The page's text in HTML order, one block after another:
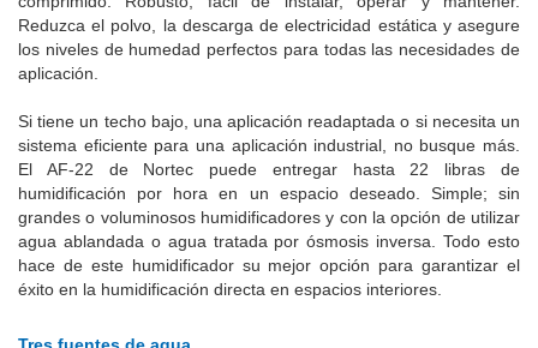
Reduzca el polvo, la descarga de electricidad estática y asegure
los niveles de humedad perfectos para todas las necesidades de
aplicación.
Si tiene un techo bajo, una aplicación readaptada o si necesita un
sistema eficiente para una aplicación industrial, no busque más.
El AF-22 de Nortec puede entregar hasta 22 libras de
humidificación por hora en un espacio deseado. Simple; sin
grandes o voluminosos humidificadores y con la opción de utilizar
agua ablandada o agua tratada por ósmosis inversa. Todo esto
hace de este humidificador su mejor opción para garantizar el
éxito en la humidificación directa en espacios interiores.